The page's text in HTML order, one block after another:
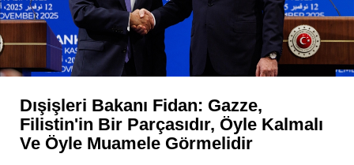
Dışişleri Bakanı Fidan: Gazze,
Filistin'in Bir Parçasıdır, Öyle Kalmalı
Ve Öyle Muamele Görmelidir